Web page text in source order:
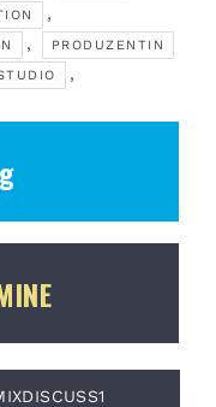
,
, PRODUZENTIN
,